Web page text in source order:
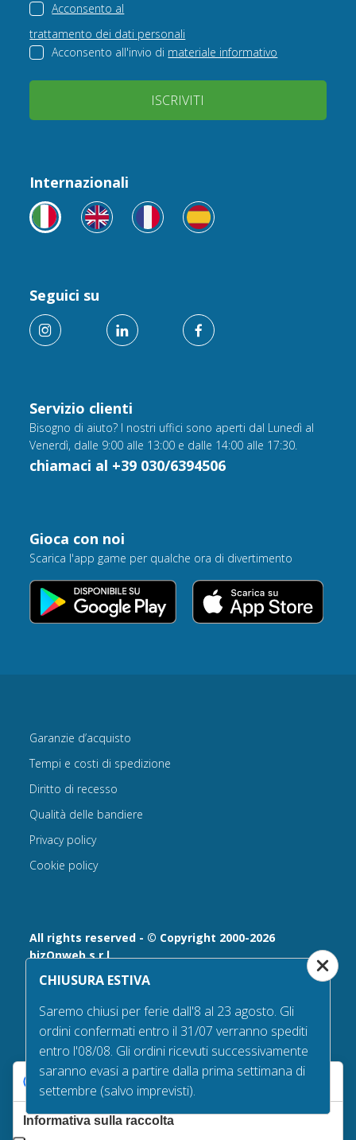
Acconsento al
trattamento dei dati personali
Acconsento all'invio di materiale informativo
ISCRIVITI
Servizio clienti
Bisogno di aiuto? I nostri uffici sono aperti dal Lunedì al
Venerdì, dalle 9:00 alle 13:00 e dalle 14:00 alle 17:30.
chiamaci al +39 030/6394506
Internazionali
Seguici su
Gioca con noi
Scarica l'app game per qualche ora di divertimento
All rights reserved - © Copyright 2000-2026
bizOnweb s.r.l
Via Fratelli Bandiera 18, 25122 - Brescia, Italia
P.IVA 02232630984 - Iscrizione presso la Camera di
Commercio di Brescia,
n° REA 432569 Capitale sociale versato Euro 25.000,00.
Tel +39.030 6394506
Email:info@bandiere.it
bizonweb@mailcertiﬁcatapec.it
Garanzie d’acquisto
Tempi e costi di spedizione
Diritto di recesso
Qualità delle bandiere
Privacy policy
Cookie policy
CHIUSURA ESTIVA
Saremo chiusi per ferie dall'8 al 23 agosto. Gli
ordini confermati entro il 31/07 verranno spediti
entro l'08/08. Gli ordini ricevuti successivamente
saranno evasi a partire dalla prima settimana di
settembre (salvo imprevisti).
Le tue preferenze relative alla privacy
Informativa sulla raccolta